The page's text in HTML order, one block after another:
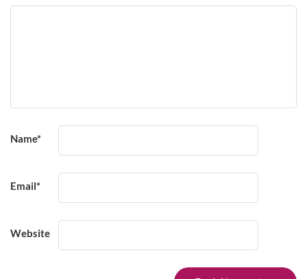
Name*
Email*
Website